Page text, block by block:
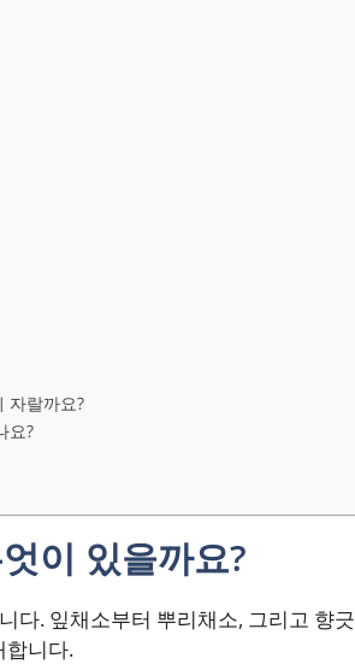
자랄까요?
요?
이 있을까요?
다. 잎채소부터 뿌리채소, 그리고 향
합니다.